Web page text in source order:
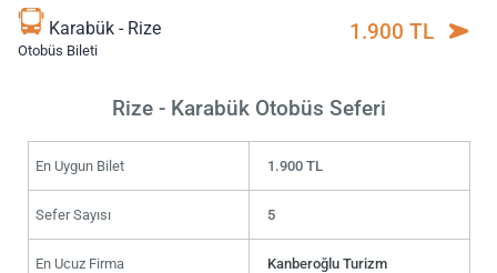
Karabük - Rize
Otobüs Bileti
1.900 TL
Rize - Karabük Otobüs Seferi
En Uygun Bilet 1.900 TL
Sefer Sayısı 5
En Ucuz Firma Kanberoğlu Turizm